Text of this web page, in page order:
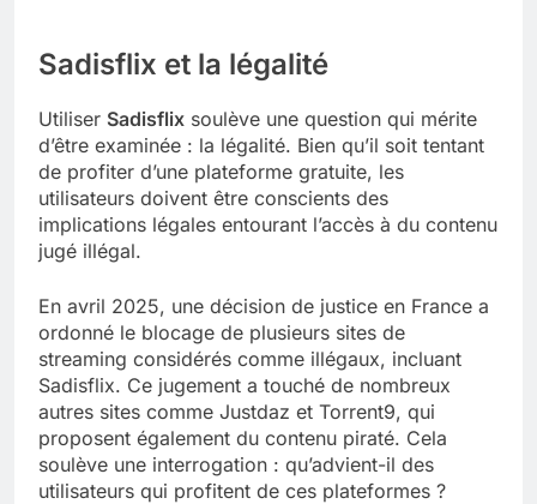
Sadisflix et la légalité
Utiliser Sadisflix soulève une question qui mérite
d’être examinée : la légalité. Bien qu’il soit tentant
de profiter d’une plateforme gratuite, les
utilisateurs doivent être conscients des
implications légales entourant l’accès à du contenu
jugé illégal.
En avril 2025, une décision de justice en France a
ordonné le blocage de plusieurs sites de
streaming considérés comme illégaux, incluant
Sadisflix. Ce jugement a touché de nombreux
autres sites comme Justdaz et Torrent9, qui
proposent également du contenu piraté. Cela
soulève une interrogation : qu’advient-il des
utilisateurs qui profitent de ces plateformes ?